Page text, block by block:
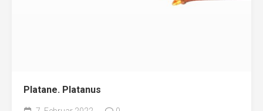
Platane. Platanus